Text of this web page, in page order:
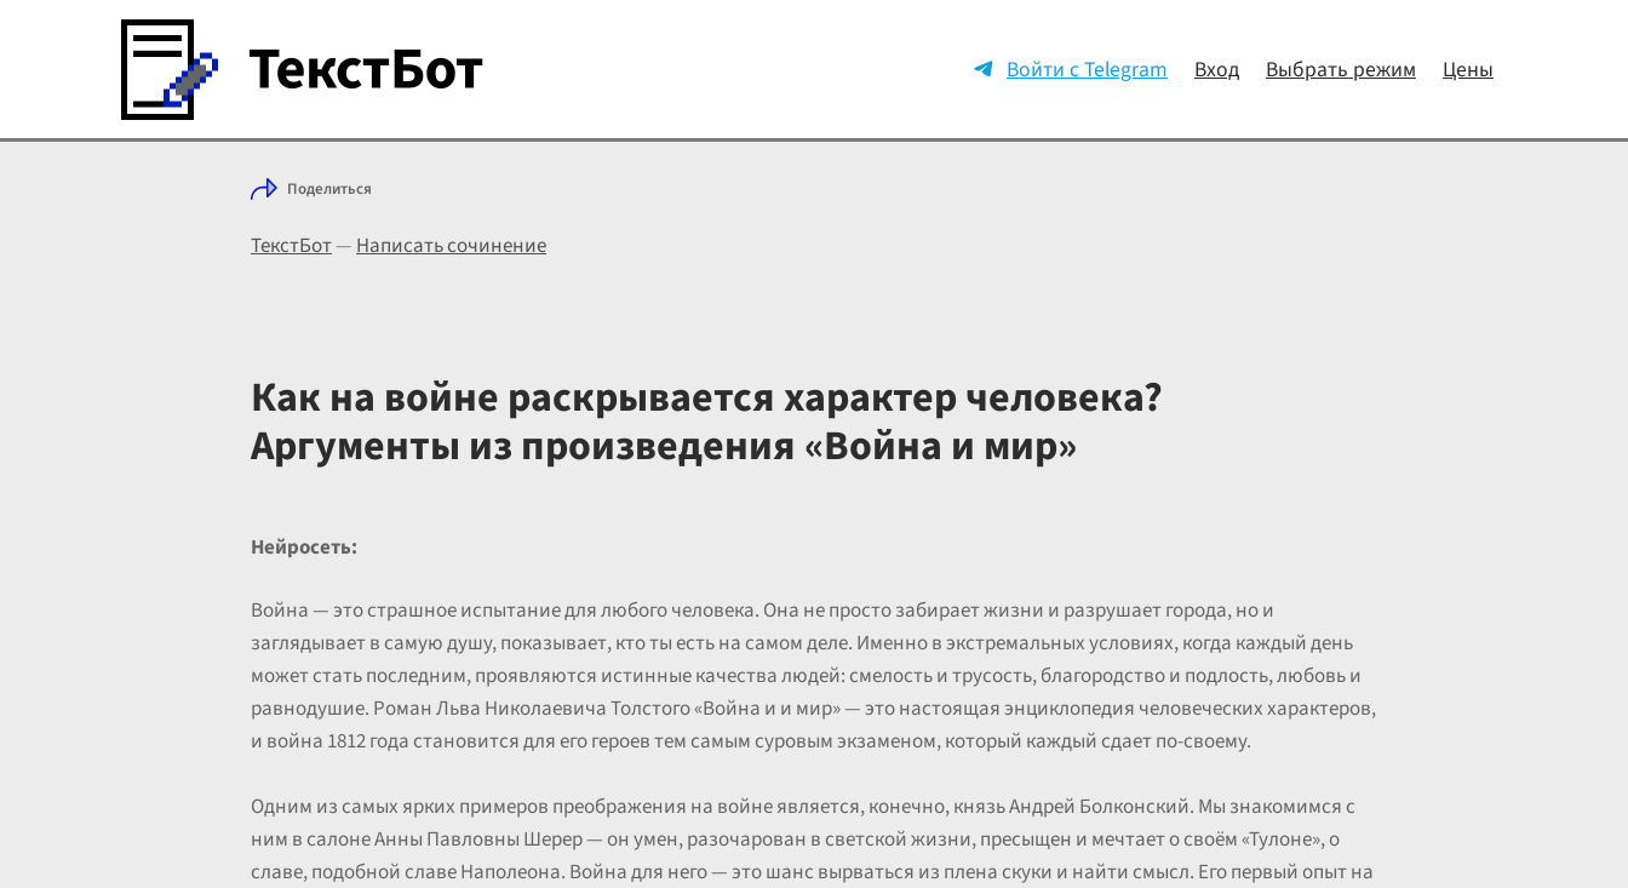
Войти с Telegram Вход Выбрать режим Цены
Поделиться
ТекстБот—Написать сочинение
Как на войне раскрывается характер человека?
Аргументы из произведения «Война и мир»
Нейросеть:
Война — это страшное испытание для любого человека. Она не просто забирает жизни и разрушает города, но и
заглядывает в самую душу, показывает, кто ты есть на самом деле. Именно в экстремальных условиях, когда каждый день
может стать последним, проявляются истинные качества людей: смелость и трусость, благородство и подлость, любовь и
равнодушие. Роман Льва Николаевича Толстого «Война и и мир» — это настоящая энциклопедия человеческих характеров,
и война 1812 года становится для его героев тем самым суровым экзаменом, который каждый сдает по-своему.
Одним из самых ярких примеров преображения на войне является, конечно, князь Андрей Болконский. Мы знакомимся с
ним в салоне Анны Павловны Шерер — он умен, разочарован в светской жизни, пресыщен и мечтает о своём «Тулоне», о
славе, подобной славе Наполеона. Война для него — это шанс вырваться из плена скуки и найти смысл. Его первый опыт на